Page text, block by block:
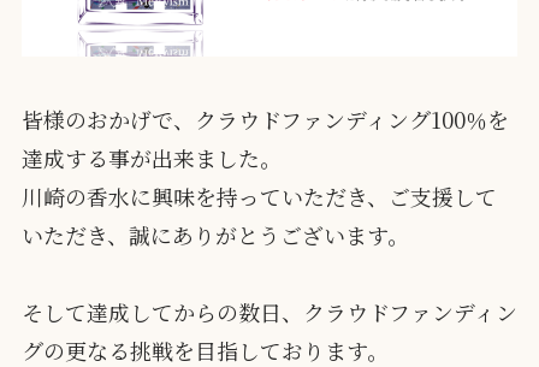
皆様のおかげで、クラウドファンディング100％を
達成する事が出来ました。
川崎の香水に興味を持っていただき、ご支援して
いただき、誠にありがとうございます。
そして達成してからの数日、クラウドファンディン
グの更なる挑戦を目指しております。